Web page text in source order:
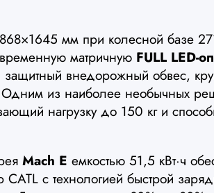
мм при колесной базе
матричную FULL LED-
внедорожный обвес,
из наиболее необычных
нагрузку до 150 кг и
Mach E емкостью 51,5 кВт·ч
с технологией быстрой